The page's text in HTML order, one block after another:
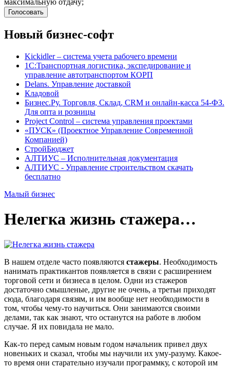
максимальную отдачу;
Новый бизнес-софт
Kickidler – система учета рабочего времени
1С:Транспортная логистика, экспедирование и
управление автотранспортом КОРП
Delans. Управление доставкой
Кладовой
Бизнес.Ру. Торговля, Склад, CRM и онлайн-касса 54-ФЗ.
Для опта и розницы
Project Сontrol – система управления проектами
«ПУСК» (Проектное Управление Современной
Компанией)
СтройБюджет
АЛТИУС – Исполнительная документация
АЛТИУС - Управление строительством скачать
бесплатно
Малый бизнес
Нелегка жизнь стажера…
В нашем отделе часто появляются стажеры. Необходимость
нанимать практикантов появляется в связи с расширением
торговой сети и бизнеса в целом. Одни из стажеров
достаточно смышленые, другие не очень, а третьи приходят
сюда, благодаря связям, и им вообще нет необходимости в
том, чтобы чему-то научиться. Они занимаются своими
делами, так как знают, что останутся на работе в любом
случае. Я их повидала не мало.
Как-то перед самым новым годом начальник привел двух
новеньких и сказал, чтобы мы научили их уму-разуму. Какое-
то время они старательно изучали программку, с которой им